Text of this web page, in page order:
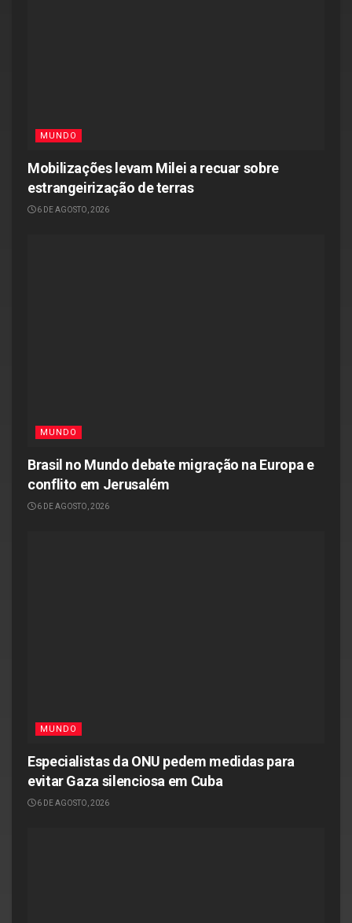
MUNDO
Mobilizações levam Milei a recuar sobre
estrangeirização de terras
6 DE AGOSTO, 2026
MUNDO
Brasil no Mundo debate migração na Europa e
conflito em Jerusalém
6 DE AGOSTO, 2026
MUNDO
Especialistas da ONU pedem medidas para
evitar Gaza silenciosa em Cuba
6 DE AGOSTO, 2026